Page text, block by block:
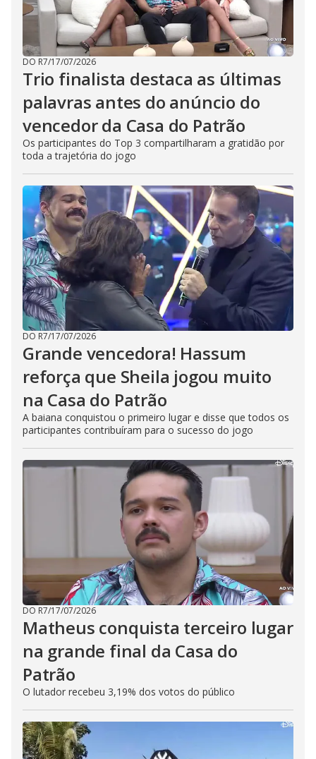
DO R7/17/07/2026
Trio finalista destaca as últimas
palavras antes do anúncio do
vencedor da Casa do Patrão
Os participantes do Top 3 compartilharam a gratidão por
toda a trajetória do jogo
DO R7/17/07/2026
Grande vencedora! Hassum
reforça que Sheila jogou muito
na Casa do Patrão
A baiana conquistou o primeiro lugar e disse que todos os
participantes contribuíram para o sucesso do jogo
DO R7/17/07/2026
Matheus conquista terceiro lugar
na grande final da Casa do
Patrão
O lutador recebeu 3,19% dos votos do público